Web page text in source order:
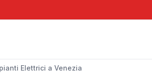
Elettrici a Venezia